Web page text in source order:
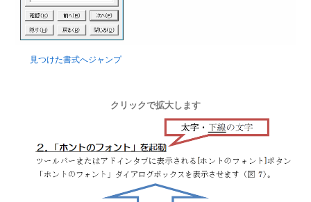
見つけた書式へジャンプ
クリックで拡大します